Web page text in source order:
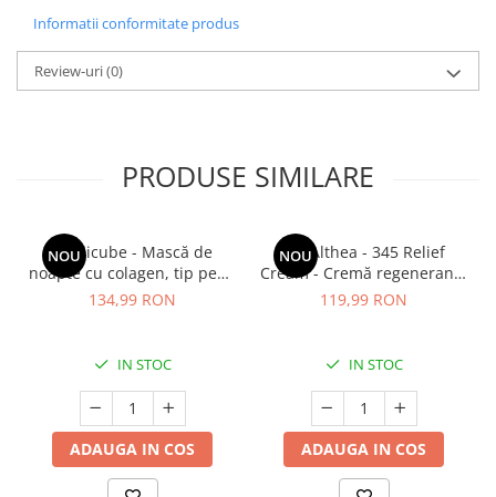
Informatii conformitate produs
Review-uri(0)
PRODUSE SIMILARE
NOU
Medicube - Mască de
noapte cu colagen, tip peel-
off (se îndepărtează prin
75 ml
134,99 RON
IN STOC
ADAUGA IN COS
NOU
Dr. Althea - 345 Relief
Cream - Cremă regenerantă
pentru față - 50 ml
119,99 RON
IN STOC
ADAUGA IN COS